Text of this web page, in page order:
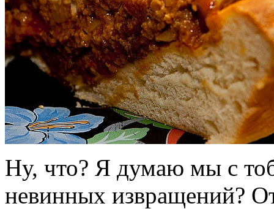
Ну, что? Я думаю мы с
невинных извращений?